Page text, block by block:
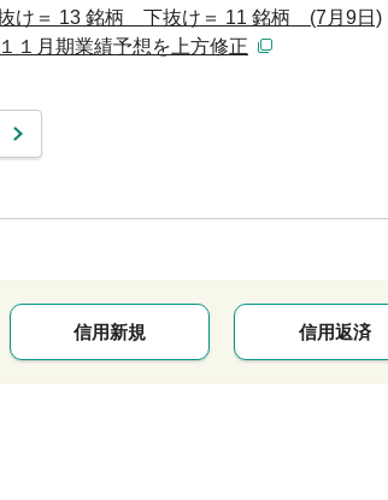
け＝ 13 銘柄 下抜け＝ 11 銘柄 (7月9日)
１月期業績予想を上方修正
次
信用新規 信用返済